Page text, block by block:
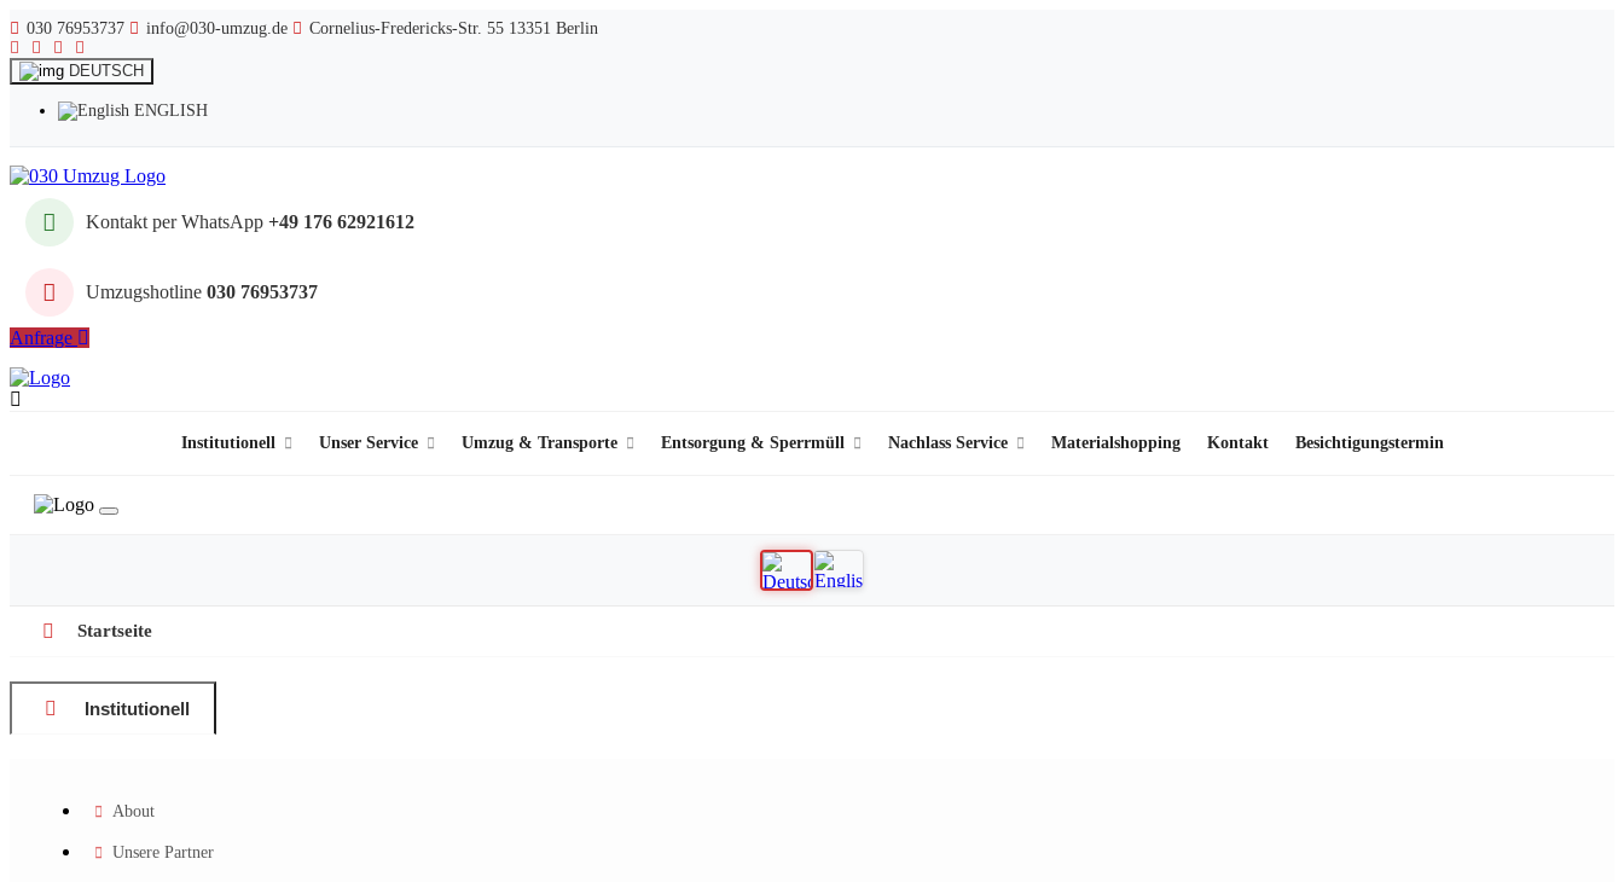
030 76953737 info@030-umzug.de Cornelius-Fredericks-Str. 55 13351 Berlin
DEUTSCH
ENGLISH
Kontakt per WhatsApp +49 176 62921612
Umzugshotline 030 76953737
Anfrage
Institutionell Unser Service Umzug & Transporte Entsorgung & Sperrmüll Nachlass Service Materialshopping Kontakt Besichtigungstermin
Startseite
Institutionell
About
Unsere Partner